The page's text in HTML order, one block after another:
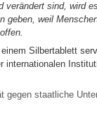
verändert sind, wird
geben, weil
Silbertablett
internationalen
gegen staatliche